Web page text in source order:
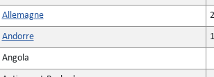
Allemagne
Andorre
Angola